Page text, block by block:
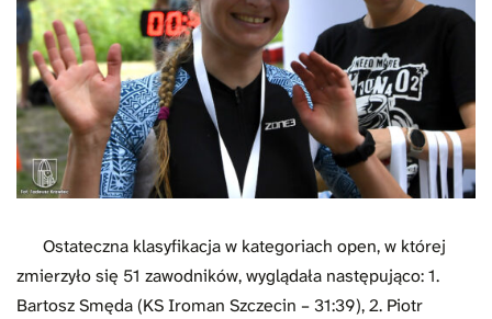
Ostateczna klasyfikacja w kategoriach open, w której
zmierzyło się 51 zawodników, wyglądała następująco: 1.
Bartosz Smęda (KS Iroman Szczecin – 31:39), 2. Piotr